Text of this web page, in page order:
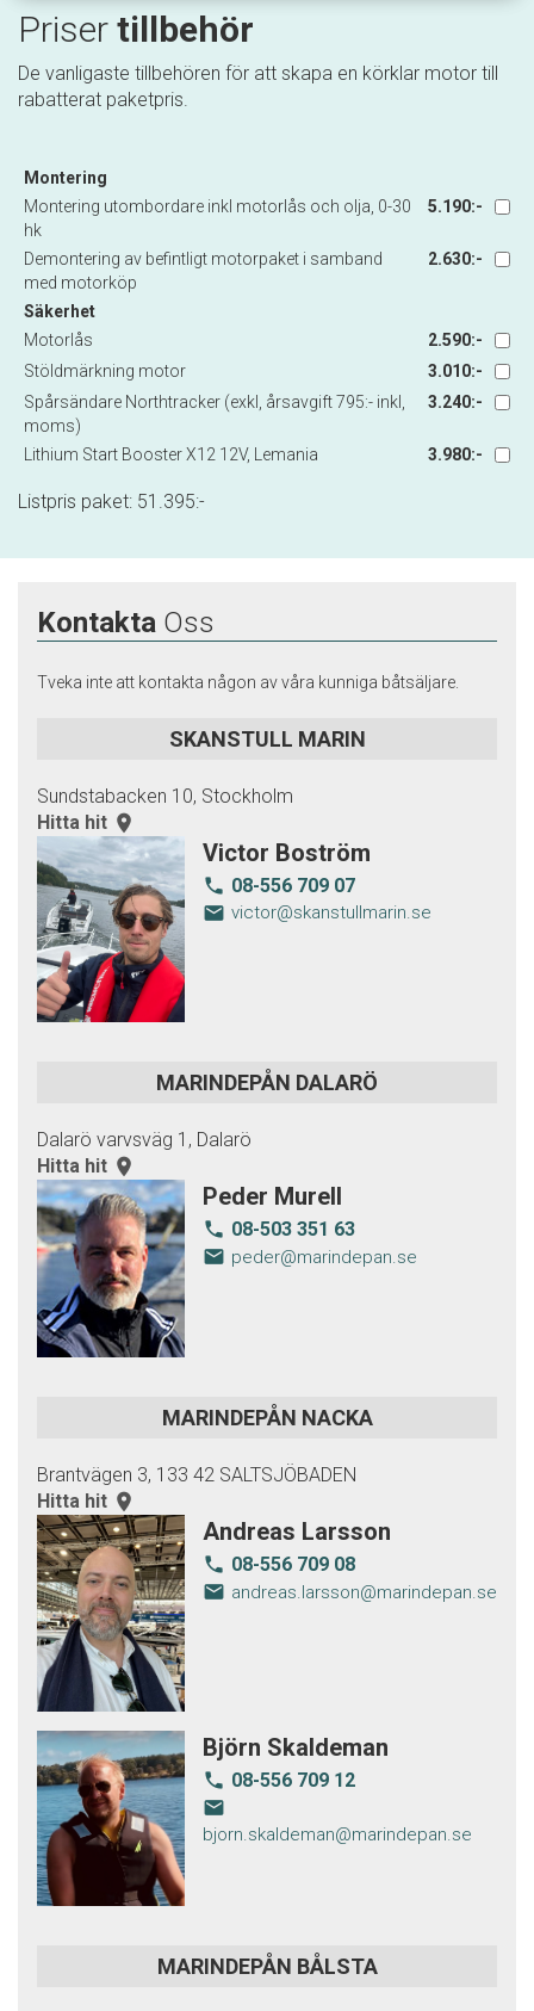
Priser tillbehör
De vanligaste tillbehören för att skapa en körklar motor till
rabatterat paketpris.
Montering
Montering utombordare inkl motorlås och olja, 0-30
hk
5.190:-
Demontering av befintligt motorpaket i samband
med motorköp
2.630:-
Säkerhet
Motorlås
2.590:-
Stöldmärkning motor
3.010:-
Spårsändare Northtracker (exkl, årsavgift 795:- inkl,
moms)
3.240:-
Lithium Start Booster X12 12V, Lemania 3.980:-
Listpris paket: 51.395:-
Kontakta Oss
Tveka inte att kontakta någon av våra kunniga båtsäljare.
SKANSTULL MARIN
Sundstabacken 10, Stockholm
Hitta hit room
Victor Boström
local_phone 08-556 709 07
email victor@skanstullmarin.se
MARINDEPÅN DALARÖ
Dalarö varvsväg 1, Dalarö
Hitta hit room
Peder Murell
local_phone 08-503 351 63
email peder@marindepan.se
MARINDEPÅN NACKA
Brantvägen 3, 133 42 SALTSJÖBADEN
Hitta hit room
Andreas Larsson
local_phone 08-556 709 08
email andreas.larsson@marindepan.se
Björn Skaldeman
local_phone 08-556 709 12
email
bjorn.skaldeman@marindepan.se
MARINDEPÅN BÅLSTA